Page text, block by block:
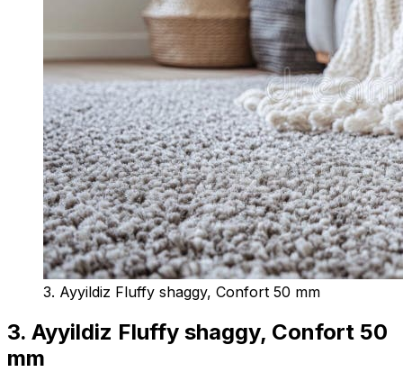
3. Ayyildiz Fluffy shaggy, Confort 50 mm
3. Ayyildiz Fluffy shaggy, Confort 50
mm